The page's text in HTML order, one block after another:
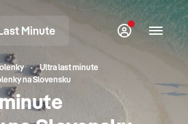
Minute
Ultra last minute
na Slovensku